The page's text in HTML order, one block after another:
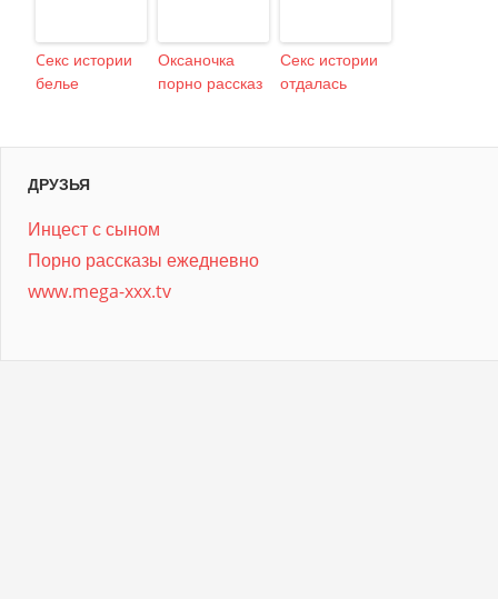
Cекс истории
белье
Оксаночка
порно рассказ
Секс истории
отдалась
ДРУЗЬЯ
Инцест с сыном
Порно рассказы ежедневно
www.mega-xxx.tv